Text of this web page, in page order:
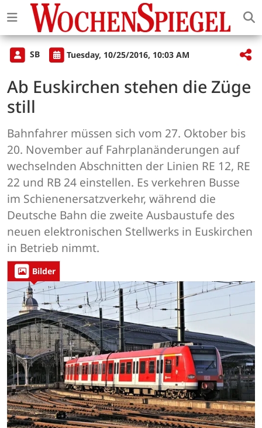
SB Tuesday, 10/25/2016, 10:03 AM
Ab Euskirchen stehen die Züge
still
Bahnfahrer müssen sich vom 27. Oktober bis
20. November auf Fahrplanänderungen auf
wechselnden Abschnitten der Linien RE 12, RE
22 und RB 24 einstellen. Es verkehren Busse
im Schienenersatzverkehr, während die
Deutsche Bahn die zweite Ausbaustufe des
neuen elektronischen Stellwerks in Euskirchen
in Betrieb nimmt.
Bilder